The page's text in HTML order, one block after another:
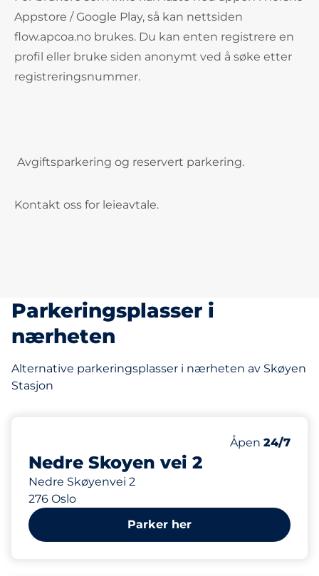
Appstore / Google Play, så kan nettsiden
flow.apcoa.no brukes. Du kan enten registrere en
profil eller bruke siden anonymt ved å søke etter
registreringsnummer.
Avgiftsparkering og reservert parkering.
Kontakt oss for leieavtale.
Parkeringsplasser i
nærheten
Alternative parkeringsplasser i nærheten av Skøyen
Stasjon
Nedre Skoyen vei 2
Nedre Skøyenvei 2
276 Oslo
Antall
30
Mandag
Åpen 24/7
Parker her